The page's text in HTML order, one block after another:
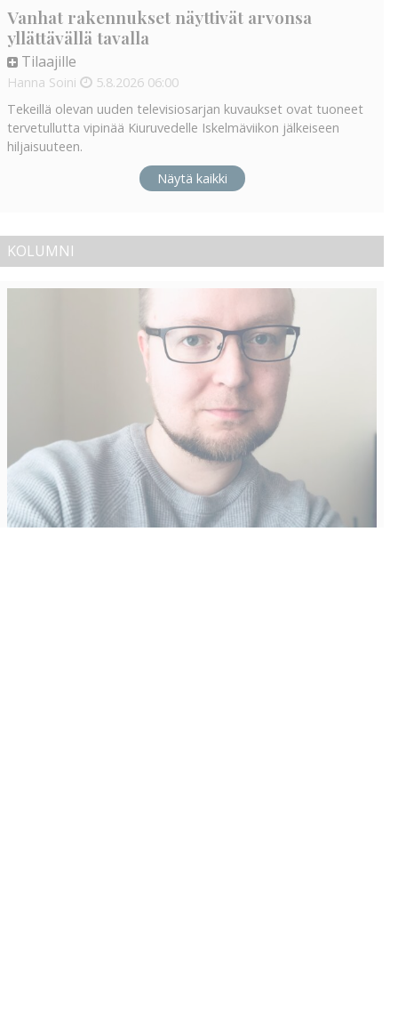
Vanhat rakennukset näyttivät arvonsa
yllättävällä tavalla
Tilaajille
Hanna Soini 5.8.2026 06:00
Tekeillä olevan uuden televisiosarjan kuvaukset ovat tuoneet
tervetullutta vipinää Kiuruvedelle Iskelmäviikon jälkeiseen
hiljaisuuteen.
Näytä kaikki
KOLUMNI